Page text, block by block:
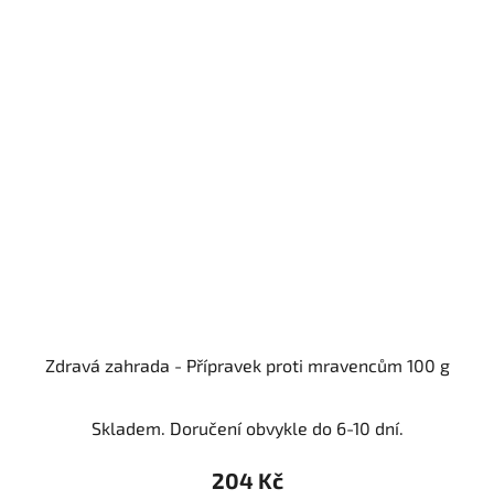
Zdravá zahrada - Přípravek proti mravencům 100 g
Skladem. Doručení obvykle do 6-10 dní.
204 Kč